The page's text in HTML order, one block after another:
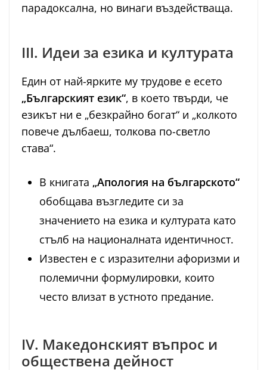
парадоксална, но винаги въздействаща.
III. Идеи за езика и културата
Един от най-ярките му трудове е есето
„Българският език“, в което твърди, че
езикът ни е „безкрайно богат“ и „колкото
повече дълбаеш, толкова по-светло
става“.
В книгата „Апология на българското“
обобщава възгледите си за
значението на езика и културата като
стълб на националната идентичност.
Известен е с изразителни афоризми и
полемични формулировки, които
често влизат в устното предание.
IV. Македонският въпрос и
обществена дейност